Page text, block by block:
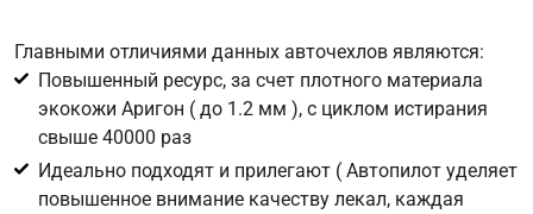
Соглашение об обработке персональных данных
Для подтверждения своего согласия на обработку ваших
персональных данных в целях исполнения запроса введите
в поле ниже цифру
Главными отличиями данных авточехлов являются:
Повышенный ресурс, за счет плотного материала
экокожи Аригон ( до 1.2 мм ), с циклом истирания
свыше 40000 раз
Идеально подходят и прилегают ( Автопилот уделяет
повышенное внимание качеству лекал, каждая